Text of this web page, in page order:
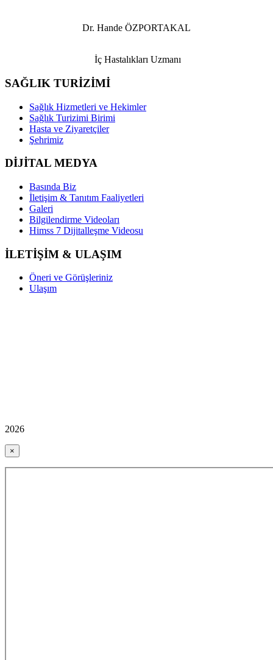
Dr. Hande ÖZPORTAKAL
İç Hastalıkları Uzmanı
SAĞLIK TURİZİMİ
Sağlık Hizmetleri ve Hekimler
Sağlık Turizimi Birimi
Hasta ve Ziyaretçiler
Şehrimiz
DİJİTAL MEDYA
Basında Biz
İletişim & Tanıtım Faaliyetleri
Galeri
Bilgilendirme Videoları
Himss 7 Dijitalleşme Videosu
İLETİŞİM & ULAŞIM
Öneri ve Görüşleriniz
Ulaşım
2026
×